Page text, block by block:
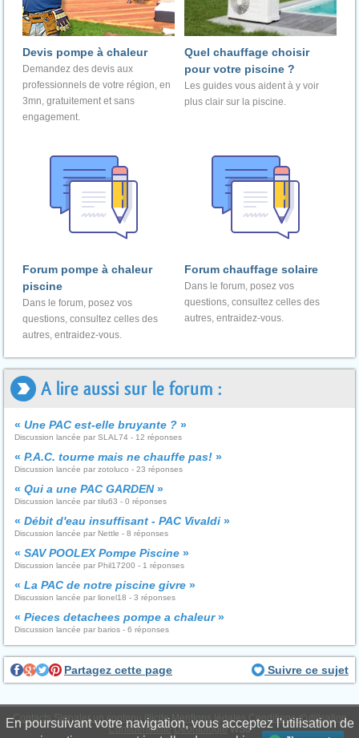
Devis pompe à chaleur
Demandez des devis aux
professionnels de votre région, en
3mn, gratuitement et sans
engagement.
Quel chauffage choisir
pour votre piscine ?
Les guides vous aident à y voir
plus clair sur la piscine.
Forum pompe à chaleur
piscine
Dans le forum, posez vos
questions, consultez celles des
autres, entraidez-vous.
Forum chauffage solaire
Dans le forum, posez vos
questions, consultez celles des
autres, entraidez-vous.
A lire aussi sur le forum :
« Une PAC est-elle bruyante ? »
Discussion lancée par SLAL74 - 12 réponses
« P.A.C. tourne mais ne chauffe pas! »
Discussion lancée par zotoluco - 23 réponses
« Qui a une PAC GARDEN»
Discussion lancée par tilu63 - 0 réponses
« Débit d'eau insuffisant - PAC Vivaldi »
Discussion lancée par Nettle - 8 réponses
« SAV POOLEX Pompe Piscine »
Discussion lancée par Phil17200 - 1 réponses
« La PAC de notre piscine givre »
Discussion lancée par lionel18 - 3 réponses
« Pieces detachees pompe a chaleur»
Discussion lancée par barios - 6 réponses
Partagez cette page Suivre ce sujet
Contacts Signaler un contenu illicite Mentions légales Conditions d'utilisation
Confidentialité DéontologieWS6
En poursuivant votre navigation, vous acceptez l'utilisation de